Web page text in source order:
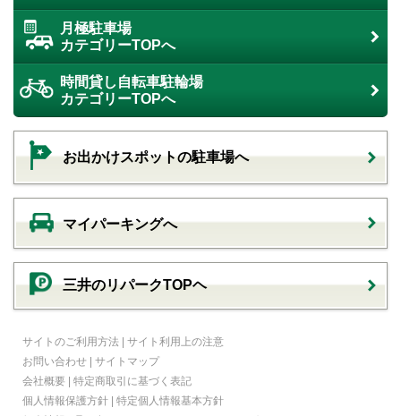
月極駐車場
カテゴリーTOPへ
時間貸し自転車駐輪場
カテゴリーTOPへ
お出かけスポットの駐車場へ
マイパーキングへ
三井のリパークTOPヘ
サイトのご利用方法 | サイト利用上の注意
お問い合わせ | サイトマップ
会社概要 | 特定商取引に基づく表記
個人情報保護方針 | 特定個人情報基本方針